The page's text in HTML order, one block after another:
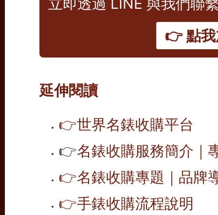
👉 點我
延伸閱讀
👉世界名錶收購平台
👉名錶收購服務簡介｜
👉名錶收購專題｜品牌
👉手錶收購流程說明